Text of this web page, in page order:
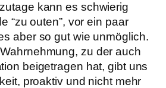
kann es schwierig
“zu outen”, vor ein paar
aber so gut wie unmöglich.
zu der auch
beigetragen hat, gibt uns
proaktiv und nicht mehr